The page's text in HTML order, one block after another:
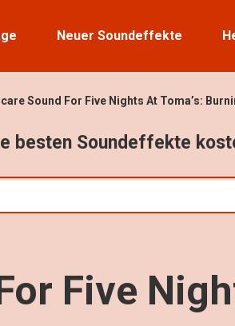
Neuer Soundeffekte
Sound For Five Nights At Toma’s:
besten Soundeffekte
Five